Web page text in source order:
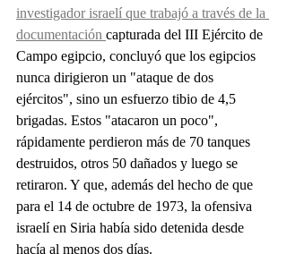
investigador israelí que trabajó a través de la
documentación capturada del III Ejército de
Campo egipcio, concluyó que los egipcios
nunca dirigieron un "ataque de dos
ejércitos", sino un esfuerzo tibio de 4,5
brigadas. Estos "atacaron un poco",
rápidamente perdieron más de 70 tanques
destruidos, otros 50 dañados y luego se
retiraron. Y que, además del hecho de que
para el 14 de octubre de 1973, la ofensiva
israelí en Siria había sido detenida desde
hacía al menos dos días.